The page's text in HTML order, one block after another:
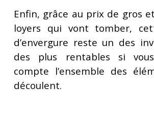
Enfin, grâce au prix de gros
loyers qui vont tomber,
d’envergure reste un des
des plus rentables si
compte l’ensemble des
découlent.